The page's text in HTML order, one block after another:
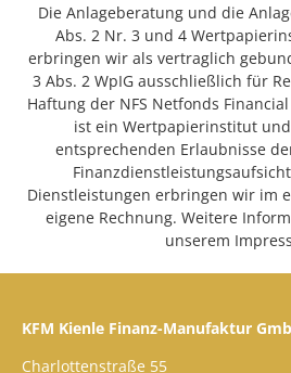
Die Anlageberatung und die
Abs. 2 Nr. 3 und 4
erbringen wir als vertraglich
3 Abs. 2 WpIG ausschließlich für
Haftung der NFS Netfonds Financial
ist ein Wertpapierinstitut
entsprechenden Erlaubnisse
Dienstleistungen erbringen wir im
eigene Rechnung. Weitere
unserem
KFM Kienle Finanz-Manufaktur
Charlottenstraße 55